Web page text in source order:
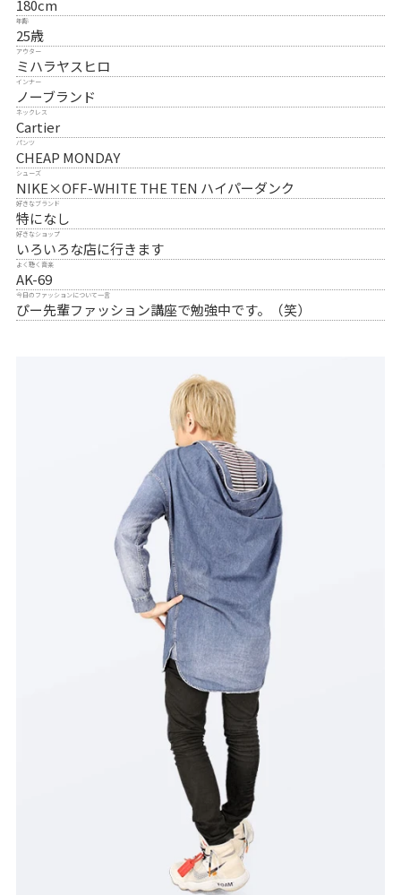
180cm
年齢
25歳
アウター
ミハラヤスヒロ
インナー
ノーブランド
ネックレス
Cartier
パンツ
CHEAP MONDAY
シューズ
NIKE×OFF-WHITE THE TEN ハイパーダンク
好きなブランド
特になし
好きなショップ
いろいろな店に行きます
よく聴く音楽
AK-69
今日のファッションについて一言
ぴー先輩ファッション講座で勉強中です。（笑）